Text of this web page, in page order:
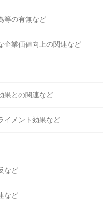
等の有無など
企業価値向上の関連など
果との関連など
イメント効果など
など
など